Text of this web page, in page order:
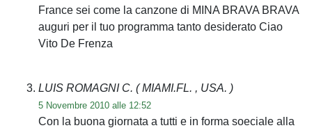
France sei come la canzone di MINA BRAVA BRAVA
auguri per il tuo programma tanto desiderato Ciao
Vito De Frenza
LUIS ROMAGNI C. ( MIAMI.FL. , USA. )
5 Novembre 2010 alle 12:52
Con la buona giornata a tutti e in forma soeciale alla